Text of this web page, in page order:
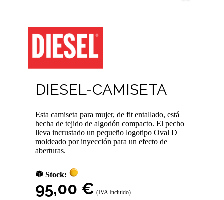
DIESEL-CAMISETA
Esta camiseta para mujer, de fit entallado, está
hecha de tejido de algodón compacto. El pecho
lleva incrustado un pequeño logotipo Oval D
moldeado por inyección para un efecto de
aberturas.
Stock:
95,00 € (IVA Incluido)